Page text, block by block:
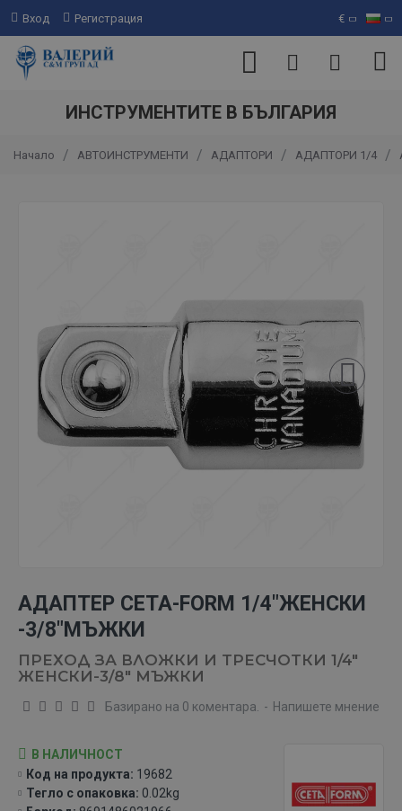
Вход Регистрация €
ИНСТРУМЕНТИТЕ В БЪЛГАРИЯ
Начало АВТОИНСТРУМЕНТИ АДАПТОРИ АДАПТОРИ 1/4
АДАПТЕР CETA-FORM 1/4"ЖЕНСКИ
-3/8"МЪЖКИ
ПРЕХОД ЗА ВЛОЖКИ И ТРЕСЧОТКИ 1/4"
ЖЕНСКИ-3/8" МЪЖКИ
В НАЛИЧНОСТ
Код на продукта: 19682
Тегло с опаковка: 0.02kg
Базирано на 0 коментара. - Напишете мнение